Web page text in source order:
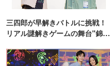
三四郎が早解きバトルに挑戦！
リアル謎解きゲームの舞台"錦糸